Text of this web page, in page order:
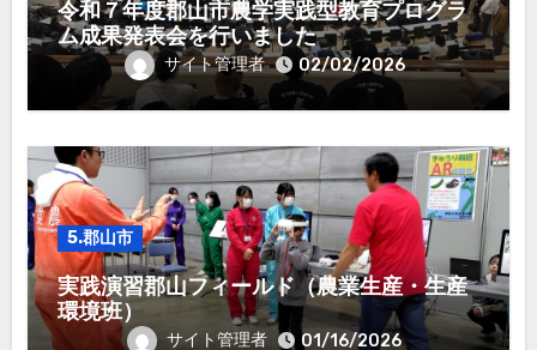
令和７年度郡山市農学実践型教育プログラ
ム成果発表会を行いました
サイト管理者 02/02/2026
5.郡山市
実践演習郡山フィールド（農業生産・生産
環境班）
サイト管理者 01/16/2026